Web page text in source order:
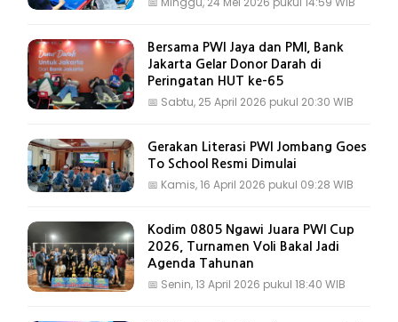
Bersama PWI Jaya dan PMI, Bank
Jakarta Gelar Donor Darah di
Peringatan HUT ke-65
📅 Sabtu, 25 April 2026 pukul 20:30 WIB
Gerakan Literasi PWI Jombang Goes
To School Resmi Dimulai
📅 Kamis, 16 April 2026 pukul 09:28 WIB
Kodim 0805 Ngawi Juara PWI Cup
2026, Turnamen Voli Bakal Jadi
Agenda Tahunan
📅 Senin, 13 April 2026 pukul 18:40 WIB